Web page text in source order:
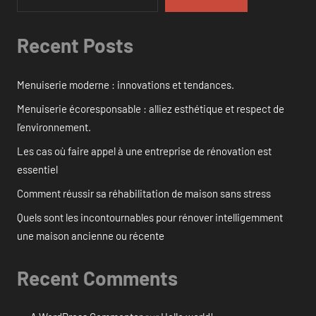
Recent Posts
Menuiserie moderne : innovations et tendances.
Menuiserie écoresponsable : alliez esthétique et respect de
l’environnement.
Les cas où faire appel à une entreprise de rénovation est
essentiel
Comment réussir sa réhabilitation de maison sans stress
Quels sont les incontournables pour rénover intelligemment
une maison ancienne ou récente
Recent Comments